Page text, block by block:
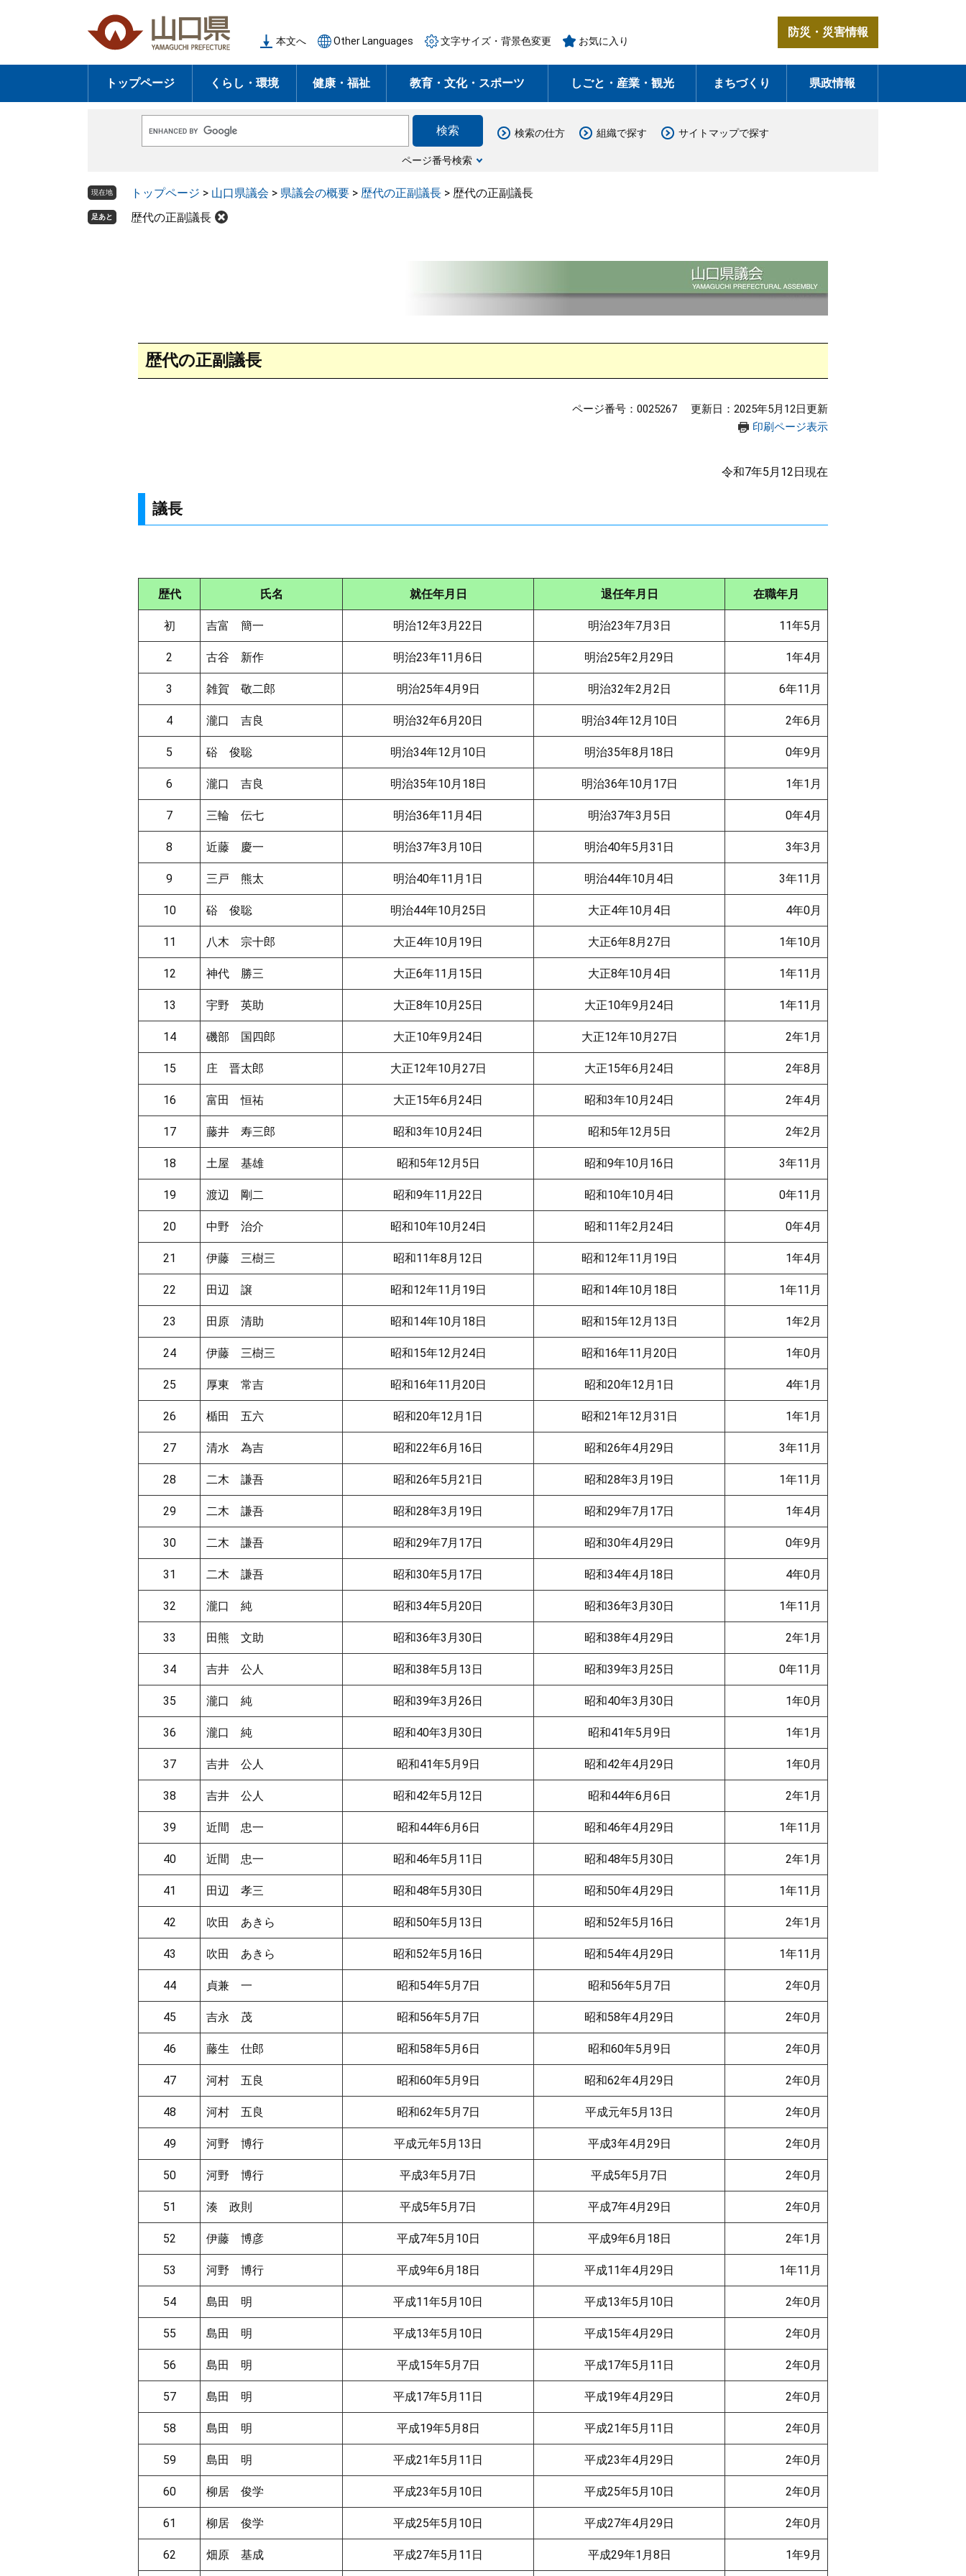
の
頭
ー
飛
本文へ Other Languages 文字サイズ・背景色変更 お気に入り
防災・災害情報
トップページ くらし・環境 健康・福祉 教育・文化・スポーツ しごと・産業・観光 まちづくり 県政情報
o
e
ス
タ
ページ番号検索
検索の仕方 組織で探す サイトマップで探す
現在地 トップページ > 山口県議会 > 県議会の概要 > 歴代の正副議長 > 歴代の正副議長
足あと 歴代の正副議長
本
文
歴代の正副議長
ページ番号：0025267
更新日：2025年5月12日更新
印刷ページ表示
令和7年5月12日現在
議長
歴代 氏名 就任年月日 退任年月日 在職年月
初 吉富 簡一 明治12年3月22日 明治23年7月3日 11年5月
2 古谷 新作 明治23年11月6日 明治25年2月29日 1年4月
3 雑賀 敬二郎 明治25年4月9日 明治32年2月2日 6年11月
4 瀧口 吉良 明治32年6月20日 明治34年12月10日 2年6月
5 硲 俊聡 明治34年12月10日 明治35年8月18日 0年9月
6 瀧口 吉良 明治35年10月18日 明治36年10月17日 1年1月
7 三輪 伝七 明治36年11月4日 明治37年3月5日 0年4月
8 近藤 慶一 明治37年3月10日 明治40年5月31日 3年3月
9 三戸 熊太 明治40年11月1日 明治44年10月4日 3年11月
10 硲 俊聡 明治44年10月25日 大正4年10月4日 4年0月
11 八木 宗十郎 大正4年10月19日 大正6年8月27日 1年10月
12 神代 勝三 大正6年11月15日 大正8年10月4日 1年11月
13 宇野 英助 大正8年10月25日 大正10年9月24日 1年11月
14 磯部 国四郎 大正10年9月24日 大正12年10月27日 2年1月
15 庄 晋太郎 大正12年10月27日 大正15年6月24日 2年8月
16 富田 恒祐 大正15年6月24日 昭和3年10月24日 2年4月
17 藤井 寿三郎 昭和3年10月24日 昭和5年12月5日 2年2月
18 土屋 基雄 昭和5年12月5日 昭和9年10月16日 3年11月
19 渡辺 剛二 昭和9年11月22日 昭和10年10月4日 0年11月
20 中野 治介 昭和10年10月24日 昭和11年2月24日 0年4月
21 伊藤 三樹三 昭和11年8月12日 昭和12年11月19日 1年4月
22 田辺 譲 昭和12年11月19日 昭和14年10月18日 1年11月
23 田原 清助 昭和14年10月18日 昭和15年12月13日 1年2月
24 伊藤 三樹三 昭和15年12月24日 昭和16年11月20日 1年0月
25 厚東 常吉 昭和16年11月20日 昭和20年12月1日 4年1月
26 楯田 五六 昭和20年12月1日 昭和21年12月31日 1年1月
27 清水 為吉 昭和22年6月16日 昭和26年4月29日 3年11月
28 二木 謙吾 昭和26年5月21日 昭和28年3月19日 1年11月
29 二木 謙吾 昭和28年3月19日 昭和29年7月17日 1年4月
30 二木 謙吾 昭和29年7月17日 昭和30年4月29日 0年9月
31 二木 謙吾 昭和30年5月17日 昭和34年4月18日 4年0月
32 瀧口 純 昭和34年5月20日 昭和36年3月30日 1年11月
33 田熊 文助 昭和36年3月30日 昭和38年4月29日 2年1月
34 吉井 公人 昭和38年5月13日 昭和39年3月25日 0年11月
35 瀧口 純 昭和39年3月26日 昭和40年3月30日 1年0月
36 瀧口 純 昭和40年3月30日 昭和41年5月9日 1年1月
37 吉井 公人 昭和41年5月9日 昭和42年4月29日 1年0月
38 吉井 公人 昭和42年5月12日 昭和44年6月6日 2年1月
39 近間 忠一 昭和44年6月6日 昭和46年4月29日 1年11月
40 近間 忠一 昭和46年5月11日 昭和48年5月30日 2年1月
41 田辺 孝三 昭和48年5月30日 昭和50年4月29日 1年11月
42 吹田 あきら 昭和50年5月13日 昭和52年5月16日 2年1月
43 吹田 あきら 昭和52年5月16日 昭和54年4月29日 1年11月
44 貞兼 一 昭和54年5月7日 昭和56年5月7日 2年0月
45 吉永 茂 昭和56年5月7日 昭和58年4月29日 2年0月
46 藤生 仕郎 昭和58年5月6日 昭和60年5月9日 2年0月
47 河村 五良 昭和60年5月9日 昭和62年4月29日 2年0月
48 河村 五良 昭和62年5月7日 平成元年5月13日 2年0月
49 河野 博行 平成元年5月13日 平成3年4月29日 2年0月
50 河野 博行 平成3年5月7日 平成5年5月7日 2年0月
51 湊 政則 平成5年5月7日 平成7年4月29日 2年0月
52 伊藤 博彦 平成7年5月10日 平成9年6月18日 2年1月
53 河野 博行 平成9年6月18日 平成11年4月29日 1年11月
54 島田 明 平成11年5月10日 平成13年5月10日 2年0月
55 島田 明 平成13年5月10日 平成15年4月29日 2年0月
56 島田 明 平成15年5月7日 平成17年5月11日 2年0月
57 島田 明 平成17年5月11日 平成19年4月29日 2年0月
58 島田 明 平成19年5月8日 平成21年5月11日 2年0月
59 島田 明 平成21年5月11日 平成23年4月29日 2年0月
60 柳居 俊学 平成23年5月10日 平成25年5月10日 2年0月
61 柳居 俊学 平成25年5月10日 平成27年4月29日 2年0月
62 畑原 基成 平成27年5月11日 平成29年1月8日 1年9月